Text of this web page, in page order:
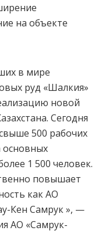
на объекте
в мире
руд «Шалкия»
новой
Сегодня
500 рабочих
основных
1 500 человек.
повышает
как АО
Кен Самрук », —
АО «Самрук-